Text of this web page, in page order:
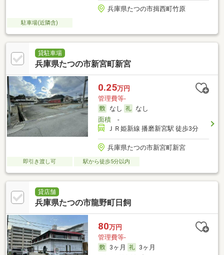
兵庫県たつの市揖西町竹原
駐車場(近隣含)
貸駐車場
兵庫県たつの市新宮町新宮
0.25万円
管理費等-
なし
なし
面積-
ＪＲ姫新線 播磨新宮駅 徒歩3分
兵庫県たつの市新宮町新宮
即引き渡し可 駅から徒歩5分以内
貸店舗
兵庫県たつの市龍野町日飼
80万円
管理費等-
3ヶ月
3ヶ月